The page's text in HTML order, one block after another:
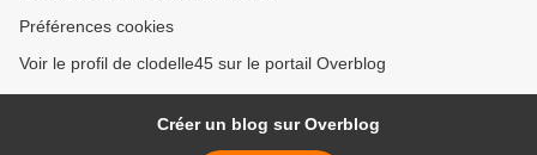
Préférences cookies
Voir le profil de clodelle45 sur le portail Overblog
Créer un blog sur Overblog